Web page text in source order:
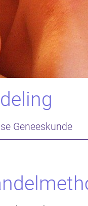
Geneeskunde